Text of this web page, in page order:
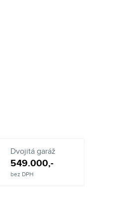
Dvojitá garáž
549.000,-
bez DPH